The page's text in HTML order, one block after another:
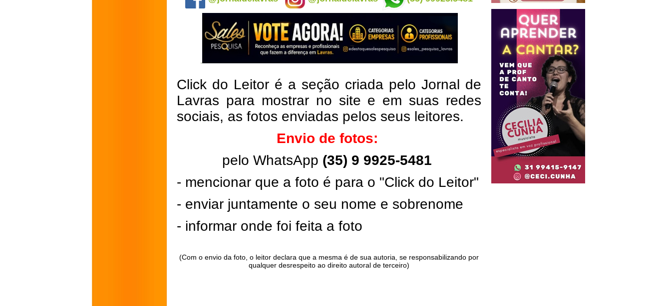
Click do Leitor é a seção criada pelo Jornal de
Lavras para mostrar no site e em suas redes
sociais, as fotos enviadas pelos seus leitores.
Envio de fotos:
pelo WhatsApp (35) 9 9925-5481
- mencionar que a foto é para o "Click do Leitor"
- enviar juntamente o seu nome e sobrenome
- informar onde foi feita a foto
(Com o envio da foto, o leitor declara que a mesma é de sua autoria, se responsabilizando por
qualquer desrespeito ao direito autoral de terceiro)